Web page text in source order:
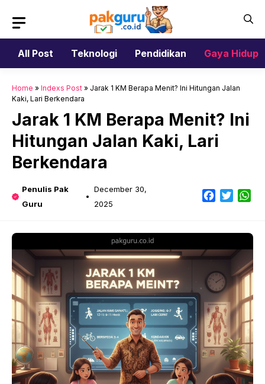
content
All Post
Teknologi Pendidikan Gaya Hidup
Home » Indexs Post » Jarak 1 KM Berapa Menit? Ini Hitungan Jalan
Kaki, Lari Berkendara
Jarak 1 KM Berapa Menit? Ini
Hitungan Jalan Kaki, Lari
Berkendara
Penulis Pak
Guru
December 30,
2025
Facebook
Twitter